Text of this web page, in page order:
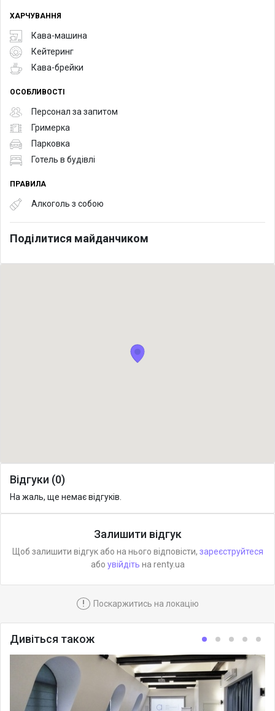
ХАРЧУВАННЯ
Кава-машина
Кейтеринг
Кава-брейки
ОСОБЛИВОСТІ
Персонал за запитом
Гримерка
Парковка
Готель в будівлі
ПРАВИЛА
Алкоголь з собою
Поділитися майданчиком
Відгуки (0)
На жаль, ще немає відгуків.
Залишити відгук
Щоб залишити відгук або на нього відповісти, зареєструйтеся
або увійдіть на renty.ua
! Поскаржитись на локацію
Дивіться також